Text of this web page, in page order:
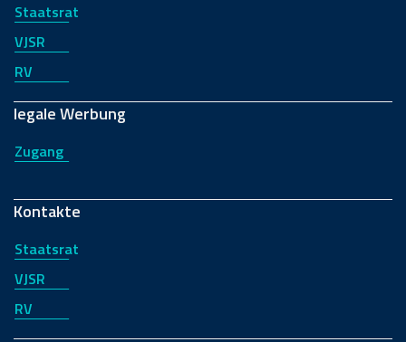
Staatsrat
VJSR
RV
legale Werbung
Zugang
Kontakte
Staatsrat
VJSR
RV